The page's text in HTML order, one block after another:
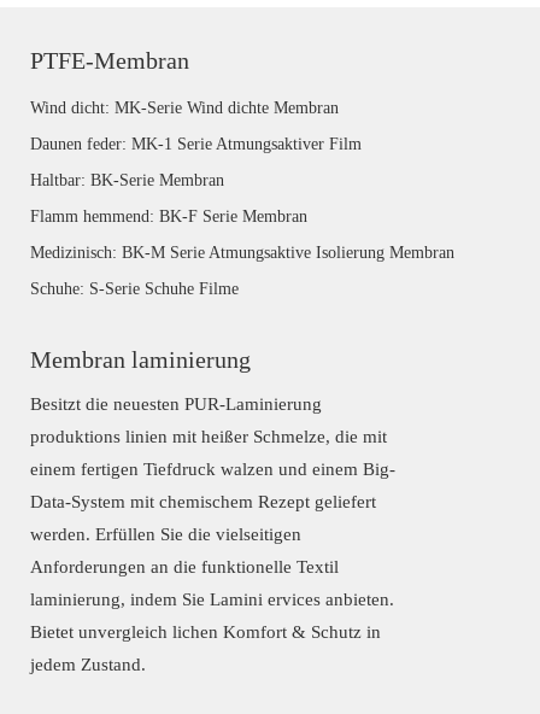
PTFE-Membran
Wind dicht: MK-Serie Wind dichte Membran
Daunen feder: MK-1 Serie Atmungsaktiver Film
Haltbar: BK-Serie Membran
Flamm hemmend: BK-F Serie Membran
Medizinisch: BK-M Serie Atmungsaktive Isolierung Membran
Schuhe: S-Serie Schuhe Filme
Membran laminierung
Besitzt die neuesten PUR-Laminierung
produktions linien mit heißer Schmelze, die mit
einem fertigen Tiefdruck walzen und einem Big-
Data-System mit chemischem Rezept geliefert
werden. Erfüllen Sie die vielseitigen
Anforderungen an die funktionelle Textil
laminierung, indem Sie Lamini ervices anbieten.
Bietet unvergleich lichen Komfort & Schutz in
jedem Zustand.